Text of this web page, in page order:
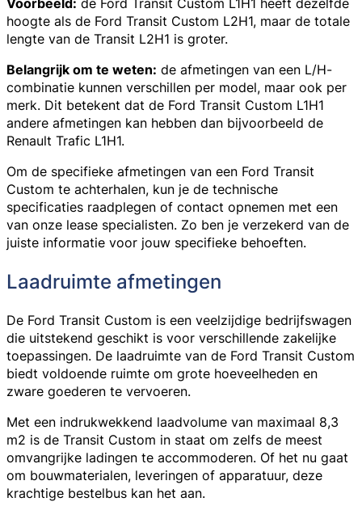
hoogte als de Ford Transit Custom L2H1, maar de totale
lengte van de Transit L2H1 is groter.
Belangrijk om te weten: de afmetingen van een L/H-
combinatie kunnen verschillen per model, maar ook per
merk. Dit betekent dat de Ford Transit Custom L1H1
andere afmetingen kan hebben dan bijvoorbeeld de
Renault Trafic L1H1.
Om de specifieke afmetingen van een Ford Transit
Custom te achterhalen, kun je de technische
specificaties raadplegen of contact opnemen met een
van onze lease specialisten. Zo ben je verzekerd van de
juiste informatie voor jouw specifieke behoeften.
Laadruimte afmetingen
De Ford Transit Custom is een veelzijdige bedrijfswagen
die uitstekend geschikt is voor verschillende zakelijke
toepassingen. De laadruimte van de Ford Transit Custom
biedt voldoende ruimte om grote hoeveelheden en
zware goederen te vervoeren.
Met een indrukwekkend laadvolume van maximaal 8,3
m2 is de Transit Custom in staat om zelfs de meest
omvangrijke ladingen te accommoderen. Of het nu gaat
om bouwmaterialen, leveringen of apparatuur, deze
krachtige bestelbus kan het aan.